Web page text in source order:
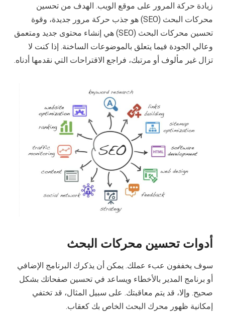
زيادة حركة المرور على موقع الويب. الهدف من تحسين
محركات البحث (SEO) هو جذب حركة مرور جديدة، وقوة
تحسين محركات البحث (SEO) هي إنشاء محتوى جديد ومتعمق
وعالي الجودة فيما يتعلق بالموضوعات الساخنة. إذا كنت لا
تزال غير مألوف أو مرتبك، فراجع الاقتراحات التي نقدمها أدناه.
أدوات تحسين محركات البحث
سوف يخففون عبء عملك. يمكن أن يذكرك البرنامج الإضافي
أو برنامج المدير بالأخطاء ويساعد في تحسين صفحاتك بشكل
صحيح. وإلا، قد يتم معاقبتك. على سبيل المثال، قد تختفي
إمكانية ظهور محرك البحث الخاص بك كعقاب.